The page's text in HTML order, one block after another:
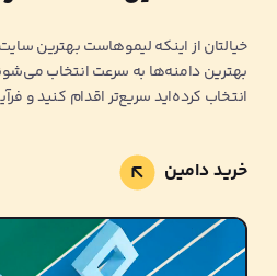
خیالتان از اینکه لیموهاست بهترین
بهترین دامنه‌ها به سرعت انتخاب
انتخاب کرده‌اید سریع‌تر اقدام کنید و
خرید دامین